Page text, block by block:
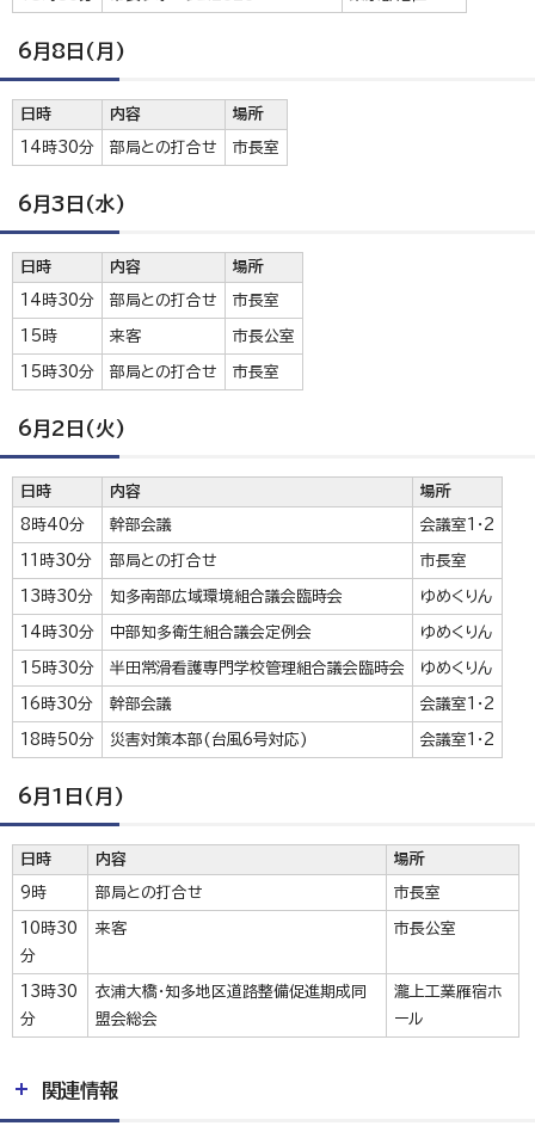
6月8日(月)
日時 内容 場所
14時30分 部局との打合せ 市長室
6月3日(水)
日時 内容 場所
14時30分 部局との打合せ 市長室
15時 来客 市長公室
15時30分 部局との打合せ 市長室
6月2日(火)
日時 内容 場所
8時40分 幹部会議 会議室1・2
11時30分 部局との打合せ 市長室
13時30分 知多南部広域環境組合議会臨時会 ゆめくりん
14時30分 中部知多衛生組合議会定例会 ゆめくりん
15時30分 半田常滑看護専門学校管理組合議会臨時会 ゆめくりん
16時30分 幹部会議 会議室1・2
18時50分 災害対策本部(台風6号対応) 会議室1・2
6月1日(月)
日時 内容 場所
9時 部局との打合せ 市長室
10時30
分
来客 市長公室
13時30
分
衣浦大橋・知多地区道路整備促進期成同
盟会総会
瀧上工業雁宿ホ
ール
関連情報